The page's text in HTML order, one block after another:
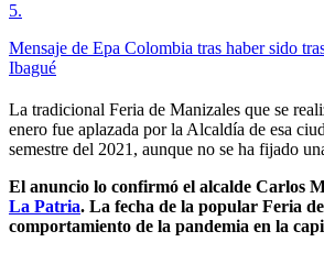
5.
Mensaje de Epa Colombia tras haber sido
Ibagué
La tradicional Feria de Manizales que se
enero fue aplazada por la Alcaldía de esa
semestre del 2021, aunque no se ha fijado
El anuncio lo confirmó el alcalde Carlos
La Patria. La fecha de la popular Feria
comportamiento de la pandemia en la